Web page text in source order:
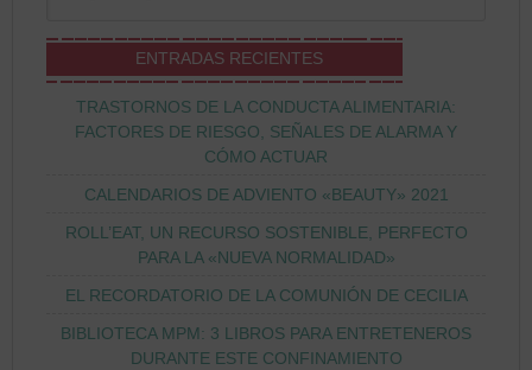
ENTRADAS RECIENTES
TRASTORNOS DE LA CONDUCTA ALIMENTARIA:
FACTORES DE RIESGO, SEÑALES DE ALARMA Y
CÓMO ACTUAR
CALENDARIOS DE ADVIENTO «BEAUTY» 2021
ROLL’EAT, UN RECURSO SOSTENIBLE, PERFECTO
PARA LA «NUEVA NORMALIDAD»
EL RECORDATORIO DE LA COMUNIÓN DE CECILIA
BIBLIOTECA MPM: 3 LIBROS PARA ENTRETENEROS
DURANTE ESTE CONFINAMIENTO